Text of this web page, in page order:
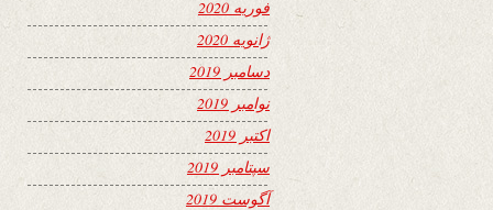
فوریه 2020
ژانویه 2020
دسامبر 2019
نوامبر 2019
اکتبر 2019
سپتامبر 2019
آگوست 2019